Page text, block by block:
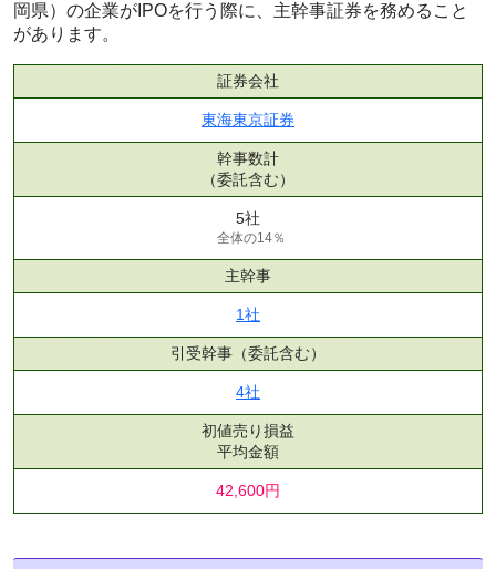
岡県）の企業がIPOを行う際に、主幹事証券を務めること
があります。
証券会社
東海東京証券
幹事数計
（委託含む）
5社
全体の14％
主幹事
1社
引受幹事 （委託含む）
4社
初値売り損益
平均金額
42,600円